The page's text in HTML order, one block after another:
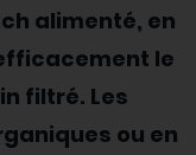
alimenté, en
le
filtré. Les
ou en